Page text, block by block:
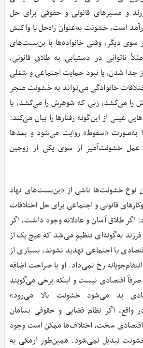
و مسیرهای قانونی و حقوقی برای حل
است، خشونت به‌عنوان راه‌حل یا واکنش
سوی دیگر، وقتی خانواده‌ها با بن‌بست‌های
ناتوانی در دستیابی به طلاق قانونی،
جدا شدن، یا نبود حمایت اجتماعی و شغلی
خانوادگی می‌تواند به خشونت منجر
را می‌کشد، زنی که شوهرش را می‌کشد، یا
عینی از این‌گونه رفتارها را بیان می‌کند:
به‌صورت «سقوط» روایت می‌شود و بعدها
خشونت‌آمیز از سوی یکی از زوجین
نوع خشونت‌ها ناشی از «بن‌بست‌های نهاد
قانونی و اجتماعی برای حل اختلافات
اگر طلاق آسان و عادلانه وجود داشت، اگر
به‌گونه‌ای تنظیم می‌شد که هیچ یک از
یا اجتماعی تهدید نشوند، بسیاری از
رخ نمی‌داد. او با صراحت اضافه
اقتصادی نیست و اینکه برخی می‌گویند
بد می‌شود خشونت بالا می‌رود»
واقع، اگر نظام قضایی و حقوقی بسامان
اقتصادی سخت، اختلاف‌ها ممکن است وجود
تبدیل نمی‌شود. همین‌طور ارمکی به